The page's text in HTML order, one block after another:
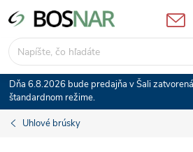
Prejsť
na
obsah
Dňa 6.8.2026 bude predajňa v Šali
štandardnom režime.
Uhlové brúsky